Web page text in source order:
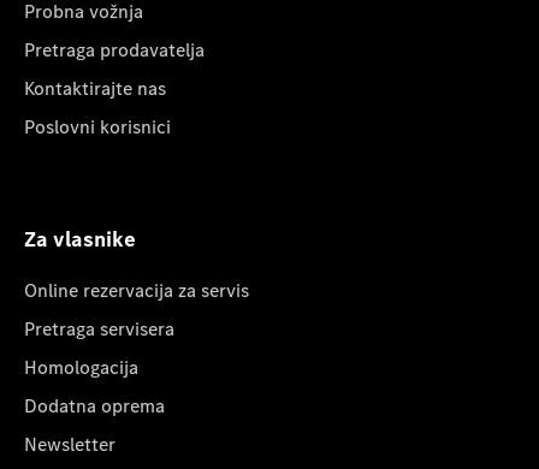
Probna vožnja
Pretraga prodavatelja
Kontaktirajte nas
Poslovni korisnici
Za vlasnike
Online rezervacija za servis
Pretraga servisera
Homologacija
Dodatna oprema
Newsletter